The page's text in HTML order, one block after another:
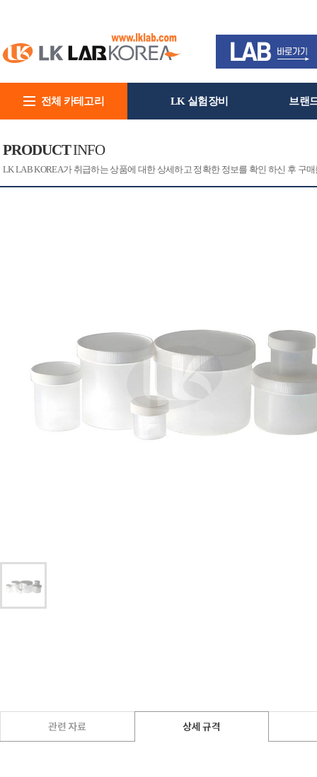
전체 카테고리 LK 실험장비 브랜
PRODUCTINFO
LK LAB KOREA가 취급하는 상품에 대한 상세하고 정확한 정보를 확인 하신 후 구